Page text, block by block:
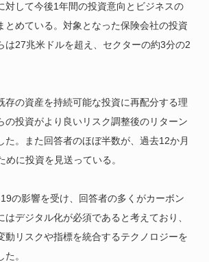
対して今後1年間の投資意向とビジネスの
とめている。対象となった保険会社の投資
は27兆米ドルを超え、セクターの約3分の2
存の資産を持続可能な投資に再配分する理
の投資がより良いリスク調整後のリターン
た。また回答者のほぼ半数が、過去12か月
めに投資を見送っている。
の影響を受け、回答者の多くがカーボン
はデジタル化が必須であると考えており、
動リスクや指標を統合するテクノロジーを
。